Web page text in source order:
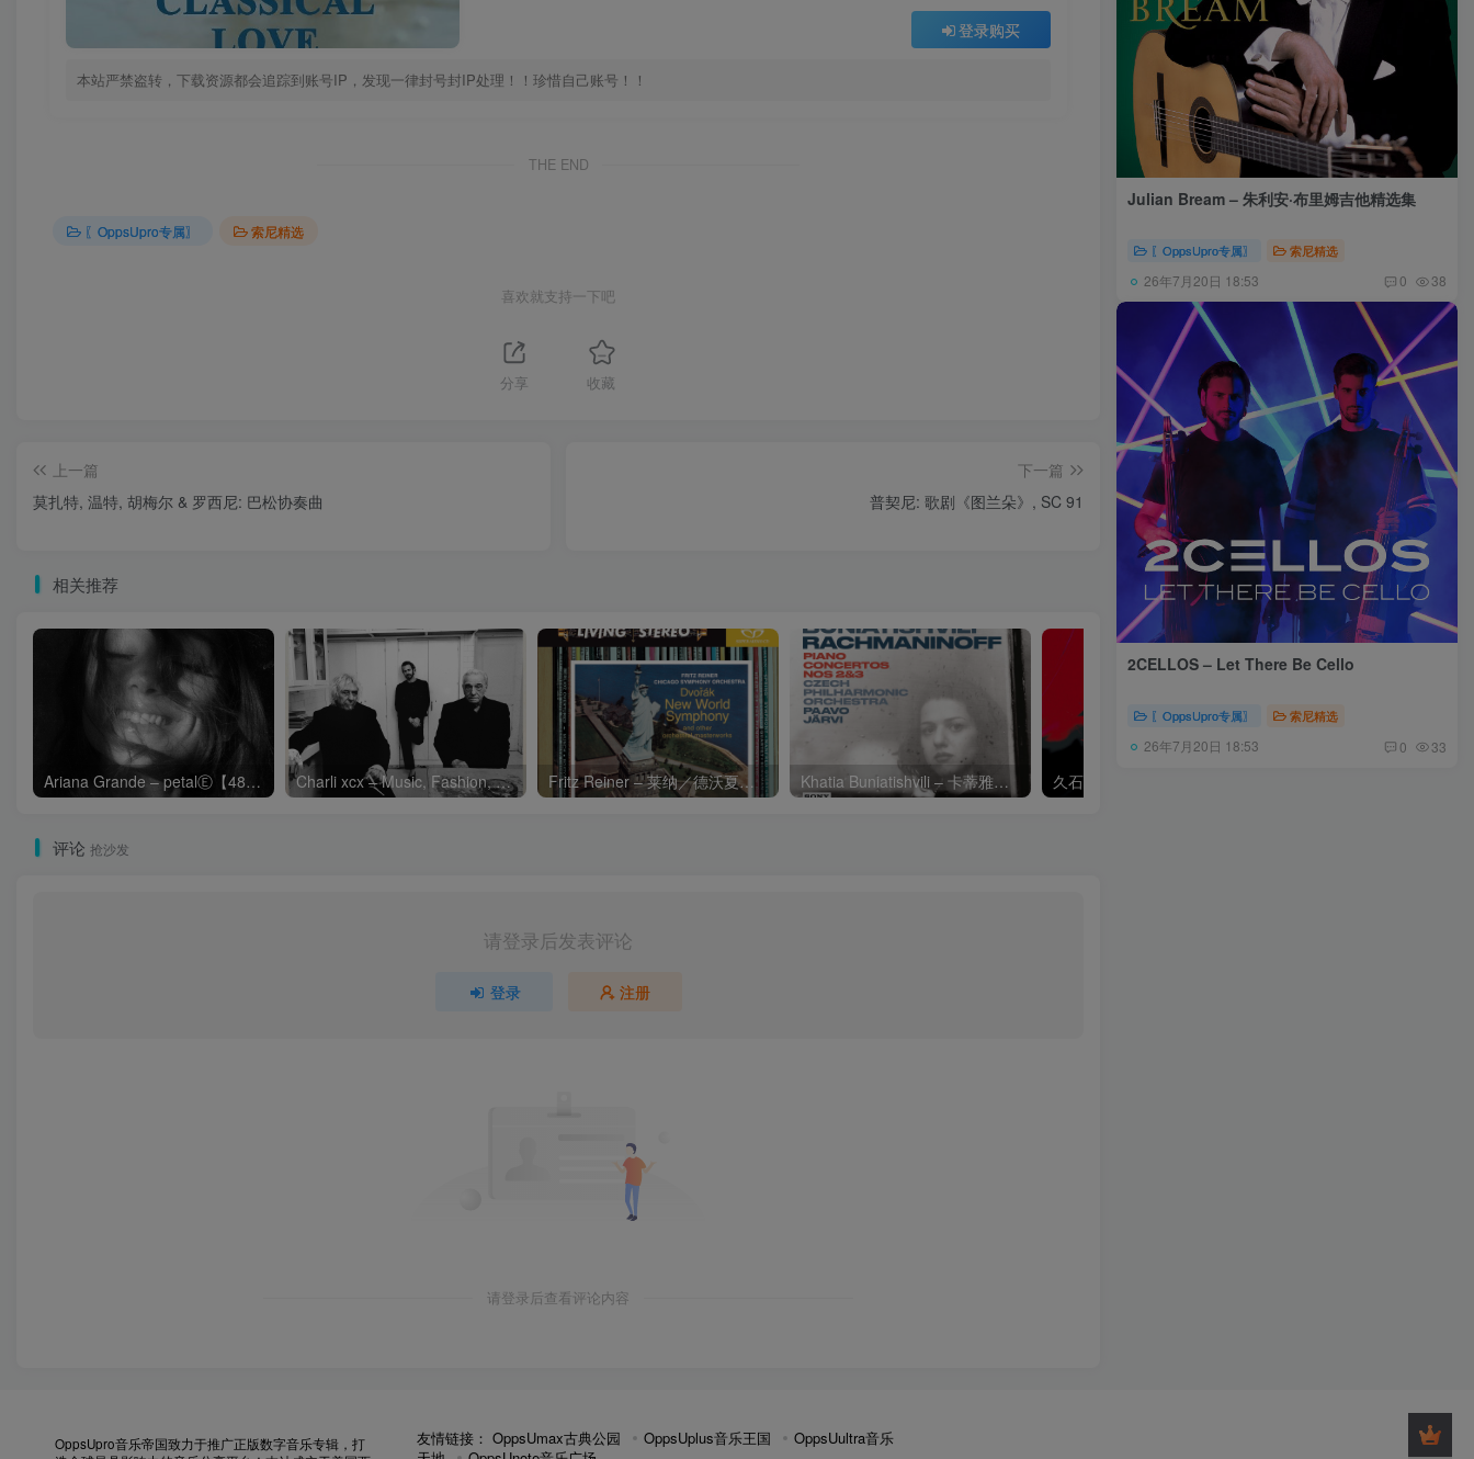
登录购买
本站严禁盗转，下载资源都会追踪到账号IP，发现一律封号封IP处理！！珍惜自己账号！！
THE END
〖OppsUpro专属〗 索尼精选
喜欢就支持一下吧
分享 收藏
上一篇
莫扎特, 温特, 胡梅尔 & 罗西尼: 巴松协奏曲
下一篇
普契尼: 歌剧《图兰朵》, SC 91
相关推荐
Ariana Grande – petalⒺ【48kHz／24bit】英国区 Charli xcx – Music, Fashion, FilmⒺ【48kHz／24bit】英国区 Fritz Reiner – 莱纳／德沃夏克：第九交响曲 Khatia Buniatishvili – 卡蒂雅拉赫玛尼诺夫：第二、三钢琴协奏曲
评论 抢沙发
请登录后发表评论
登录 注册
请登录后查看评论内容
Julian Bream – 朱利安·布里姆吉他精选集
〖OppsUpro专属〗 索尼精选
26年7月20日 18:53 0 38
2CELLOS – Let There Be Cello
〖OppsUpro专属〗 索尼精选
26年7月20日 18:53 0 33
OppsUpro音乐帝国致力于推广正版数字音乐专辑，打
友情链接： OppsUmax古典公园 OppsUplus音乐王国
OppsUultra音乐